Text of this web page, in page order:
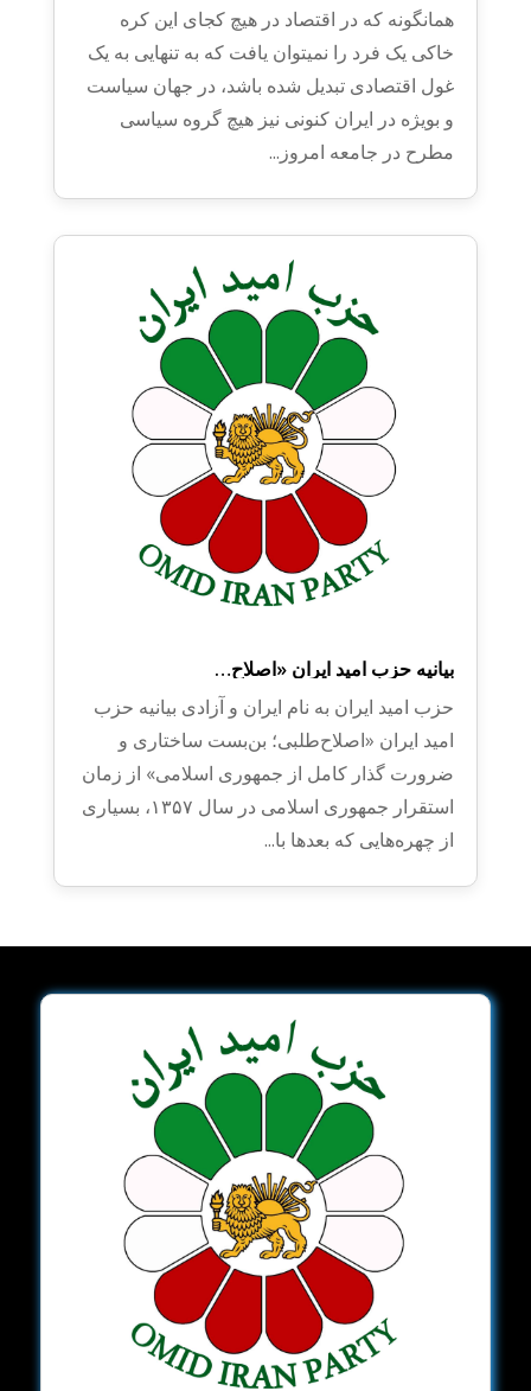
همانگونه که در اقتصاد در هیچ کجای این کره
خاکی یک فرد را نمیتوان یافت که به تنهایی به یک
غول اقتصادی تبدیل شده باشد، در جهان سیاست
و بویژه در ایران کنونی نیز هیچ گروه سیاسی
مطرح در جامعه امروز...
بیانیه حزب امید ایران ​«اصلاح‌…
حزب امید ایران به نام ایران و آزادی بیانیه حزب
امید ایران ​«اصلاح‌طلبی؛ بن‌بست ساختاری و
ضرورت گذار کامل از جمهوری اسلامی» ​از زمان
استقرار جمهوری اسلامی در سال ۱۳۵۷، بسیاری
از چهره‌هایی که بعدها با...